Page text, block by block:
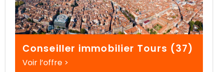
Conseiller immobilier Tours (37)
Voir l’offre >